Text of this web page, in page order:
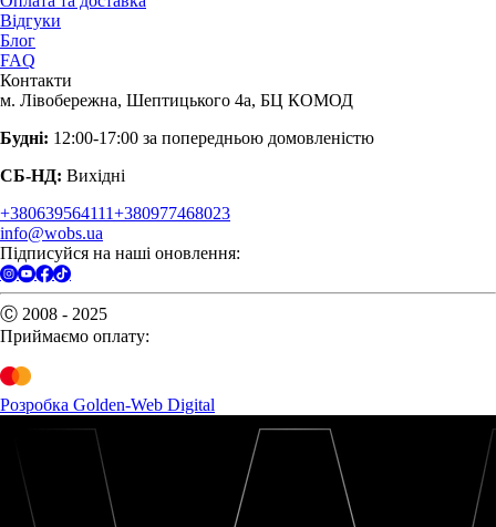
Відгуки
Блог
FAQ
Контакти
м. Лівобережна, Шептицького 4а, БЦ КОМОД
Будні: 12:00-17:00 за попередньою домовленістю
СБ-НД: Вихідні
+380639564111+380977468023
info@wobs.ua
Підписуйся на наші оновлення:
Ⓒ 2008 - 2025
Приймаємо оплату:
Розробка Golden-Web Digital